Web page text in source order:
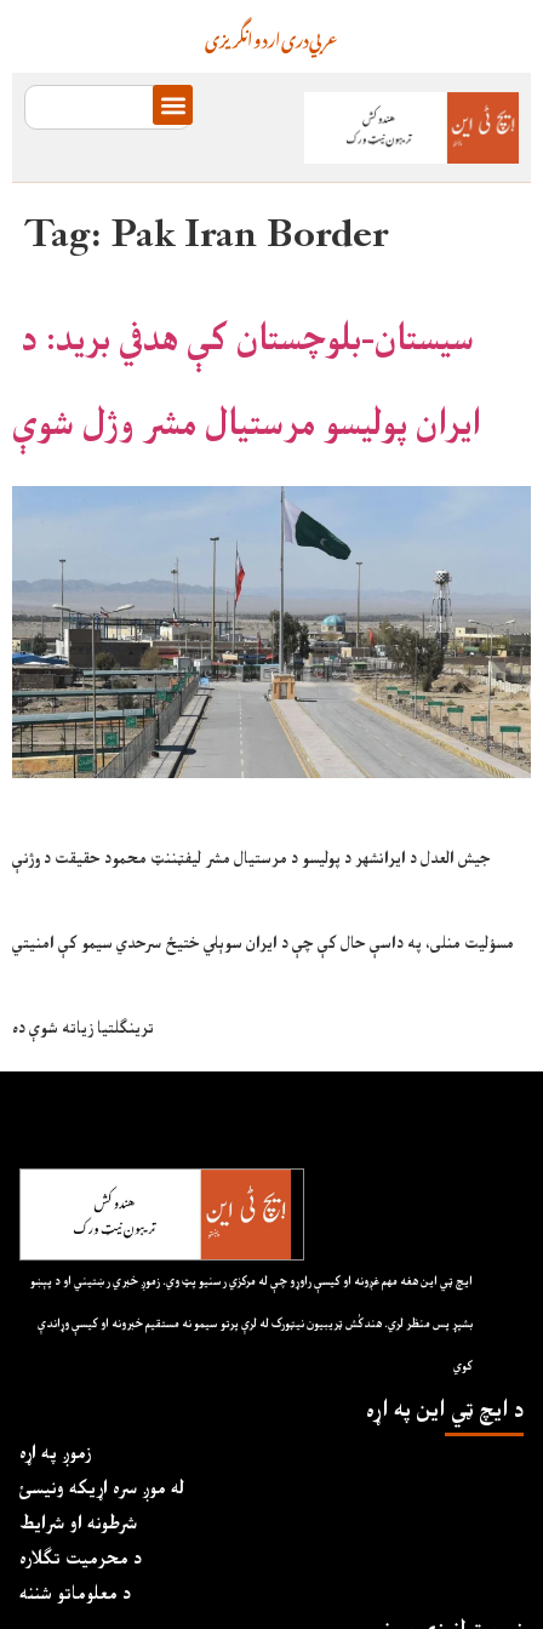
انگریزیاردودریعربي
Tag:Pak Iran Border
ایران پولیسو مرستیال مشر وژل شوې
جیش العدل د ایرانشهر د پولیسو د مرستیال مشر لیفټننټ محمود حقیقت د وژنې
مسؤلیت منلی، په داسې حال کې چې د ایران سوېلي ختیځ سرحدي سیمو کې امنیتي
ترینګلتیا زیاته شوې ده
ايچ ټي اين هغه مهم غږونه او کيسې راوړو چې له مرکزي رسنيو پټ وي. زموږ خبري رښتيني او د پېښو
بشپړ پس منظر لري. هندکُش ټريبيون نيټورک له لرې پرتو سيمو نه مستقيم خبرونه او کيسې وړاندې
کوي
د ايچ ټي اين په اړه
زموږ په اړه
له موږ سره اړیکه ونیسئ
شرطونه او شرایط
د محرمیت تګلاره
د معلوماتو شننه